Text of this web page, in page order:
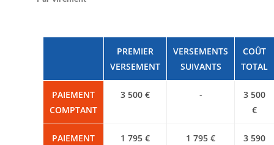
PREMIER
VERSEMENT
VERSEMENTS
SUIVANTS
COÛT
TOTAL
PAIEMENT
COMPTANT
3 500 € -
3 500
€
PAIEMENT
1 795 €
1 795 €
3 590